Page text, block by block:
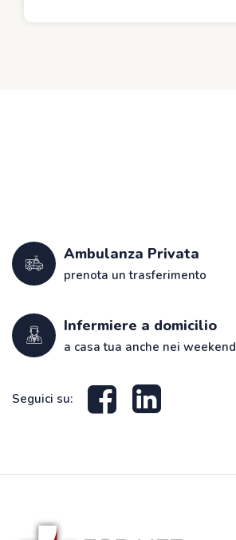
Ambulanza Privata
prenota un trasferimento
Infermiere a domicilio
a casa tua anche nei weekend
Seguici su: